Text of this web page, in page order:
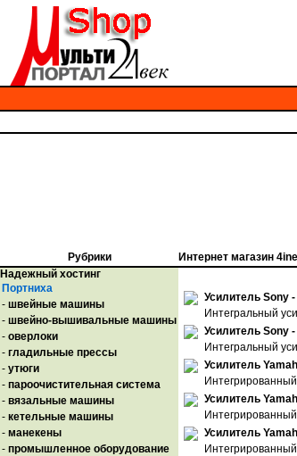
Рубрики
Надежный хостинг
Портниха
- швейные машины
- швейно-вышивальные машины
- оверлоки
- гладильные прессы
- утюги
- пароочистительная система
- вязальные машины
- кетельные машины
- манекены
- промышленное оборудование
Интернет магазин
Усилитель Sony -
Интегральный
Усилитель Sony -
Интегральный
Усилитель
Усилитель
Усилитель